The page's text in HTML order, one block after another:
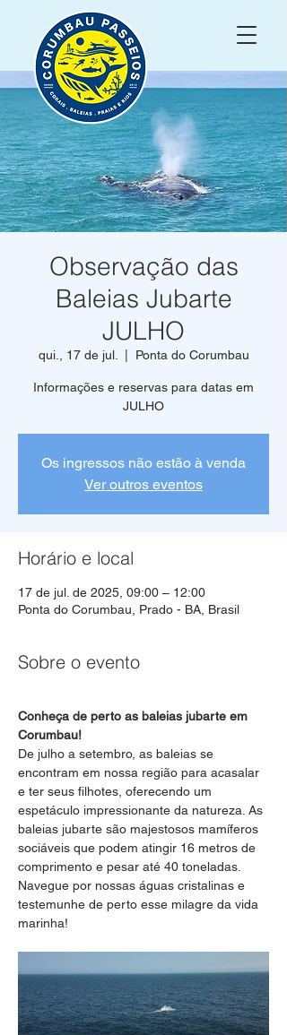
Observação das
Baleias Jubarte
JULHO
qui., 17 de jul. Ponta do Corumbau
Informações e reservas para datas em
Os ingressos não estão à venda
Ver outros eventos
Horário e local
17 de jul. de 2025, 09:00 – 12:00
Ponta do Corumbau, Prado - BA, Brasil
Sobre o evento
Conheça de perto as baleias jubarte em
Corumbau!
De julho a setembro, as baleias se
encontram em nossa região para acasalar
e ter seus filhotes, oferecendo um
espetáculo impressionante da natureza. As
baleias jubarte são majestosos mamíferos
sociáveis que podem atingir 16 metros de
comprimento e pesar até 40 toneladas.
Navegue por nossas águas cristalinas e
testemunhe de perto esse milagre da vida
marinha!